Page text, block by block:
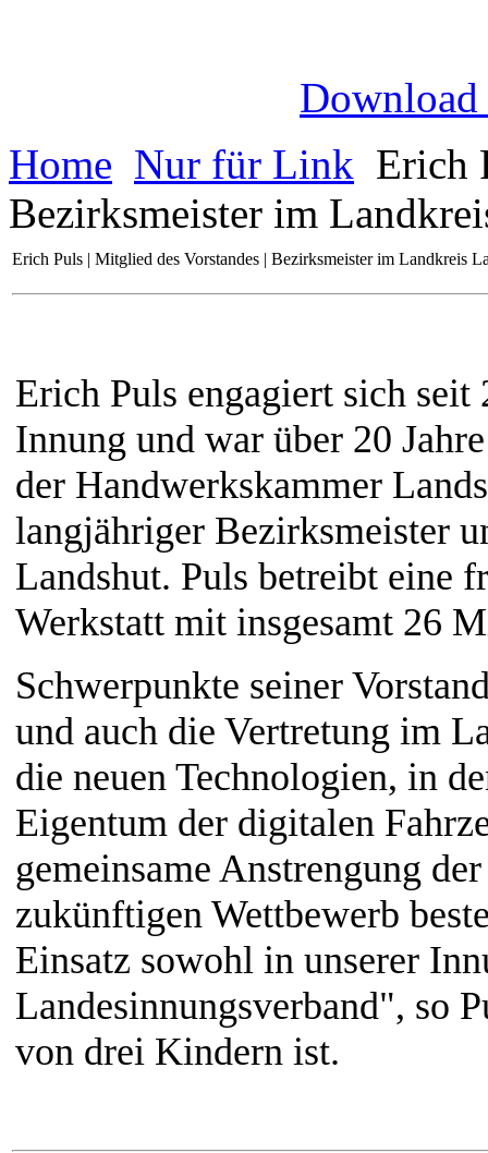
Download
Home Nur für Link Erich
Bezirksmeister im
Erich Puls | Mitglied des Vorstandes | Bezirksmeister im Landkreis
Erich Puls engagiert sich
Innung und war über 20
der Handwerkskammer
langjähriger Bezirksmeister
Landshut. Puls betreibt eine
Werkstatt mit insgesamt 26
Schwerpunkte seiner
und auch die Vertretung im
die neuen Technologien, in
Eigentum der digitalen
gemeinsame Anstrengung
zukünftigen Wettbewerb
Einsatz sowohl in unserer
Landesinnungsverband", so
von drei Kindern ist.